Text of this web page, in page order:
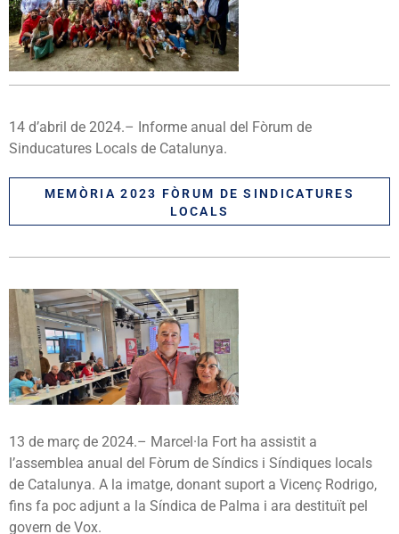
14 d’abril de 2024.– Informe anual del Fòrum de
Sinducatures Locals de Catalunya.
MEMÒRIA 2023 FÒRUM DE SINDICATURES
LOCALS
13 de març de 2024.– Marcel·la Fort ha assistit a
l’assemblea anual del Fòrum de Síndics i Síndiques locals
de Catalunya. A la imatge, donant suport a Vicenç Rodrigo,
fins fa poc adjunt a la Síndica de Palma i ara destituït pel
govern de Vox.